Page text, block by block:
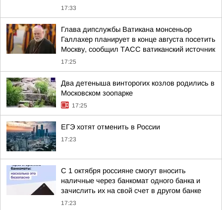
17:33
Глава дипслужбы Ватикана монсеньор
Галлахер планирует в конце августа посетить
Москву, сообщил ТАСС ватиканский источник
17:25
Два детеныша винторогих козлов родились в
Московском зоопарке
17:25
ЕГЭ хотят отменить в России
17:23
С 1 октября россияне смогут вносить
наличные через банкомат одного банка и
зачислить их на свой счет в другом банке
17:23